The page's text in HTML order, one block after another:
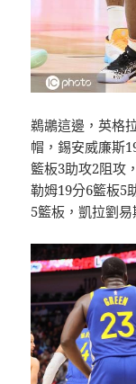
鵜鶘這邊，英格
帽，錫安威廉斯
籃板3助攻2阻攻
勒姆19分6籃板5
5籃板，凱拉劉易